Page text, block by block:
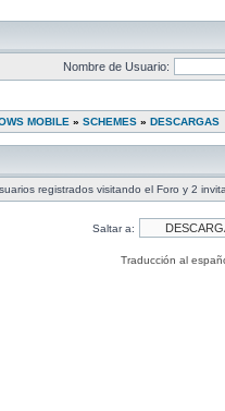
Nombre de Usuario:
MOBILE » SCHEMES » DESCARGAS
registrados visitando el Foro y 2
Saltar a:
Traducción al